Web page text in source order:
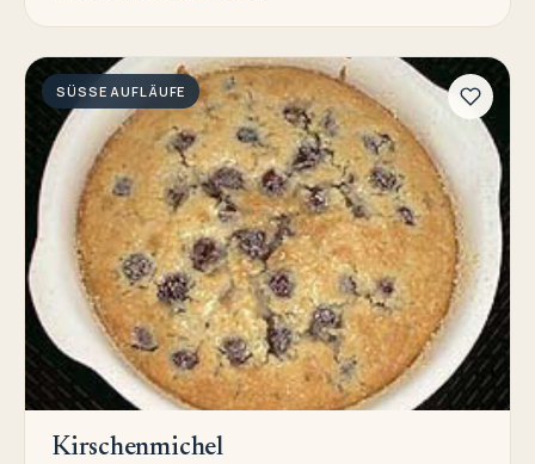
SÜSSE AUFLÄUFE
Kirschenmichel